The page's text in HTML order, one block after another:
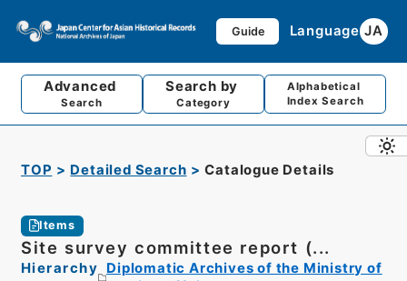
Guide Language JA
Advanced
Search
Search by
Category
Alphabetical
Index Search
TOP Detailed Search Catalogue Details
Items
Site survey committee report (...
Hierarchy
Diplomatic Archives of the Ministry of